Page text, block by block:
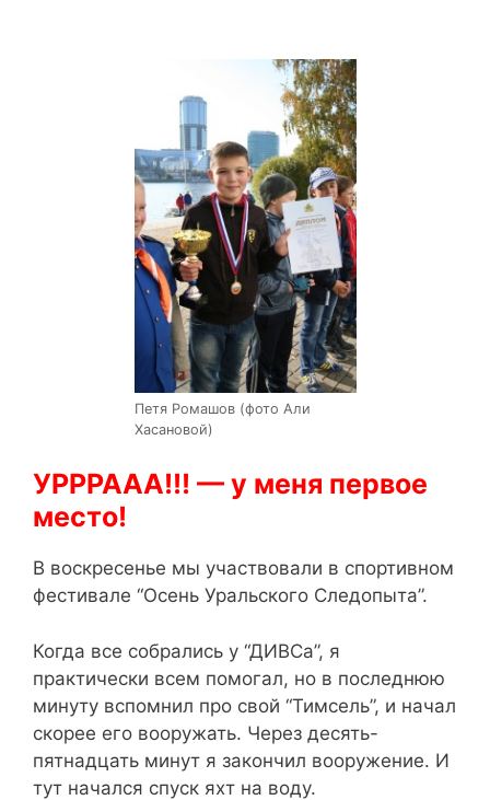
Петя Ромашов (фото Али
Хасановой)
УРРРААА!!! — у меня первое
место!
В воскресенье мы участвовали в спортивном
фестивале “Осень Уральского Следопыта”.
Когда все собрались у “ДИВСа”, я
практически всем помогал, но в последнюю
минуту вспомнил про свой “Тимсель”, и начал
скорее его вооружать. Через десять-
пятнадцать минут я закончил вооружение. И
тут начался спуск яхт на воду.